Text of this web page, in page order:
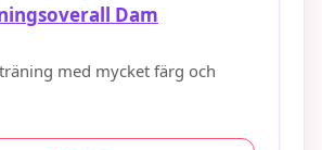
Dam
med mycket färg och